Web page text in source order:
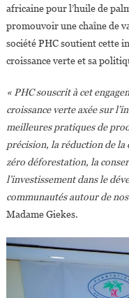
africaine pour l’huile de
promouvoir une chaîne de
société PHC soutient cette
croissance verte et sa
« PHC souscrit à cet
croissance verte axée sur
meilleures pratiques de
précision, la réduction de la
zéro déforestation, la
l’investissement dans le
communautés autour de
Madame Giekes.